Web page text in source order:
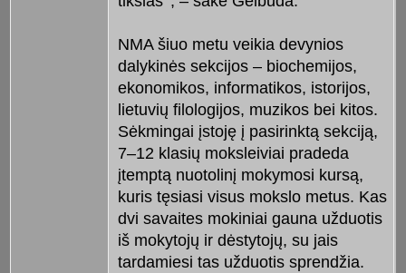
NMA šiuo metu veikia devynios
dalykinės sekcijos – biochemijos,
ekonomikos, informatikos, istorijos,
lietuvių filologijos, muzikos bei kitos.
Sėkmingai įstoję į pasirinktą sekciją,
7–12 klasių moksleiviai pradeda
įtemptą nuotolinį mokymosi kursą,
kuris tęsiasi visus mokslo metus. Kas
dvi savaites mokiniai gauna užduotis
iš mokytojų ir dėstytojų, su jais
tardamiesi tas užduotis sprendžia.